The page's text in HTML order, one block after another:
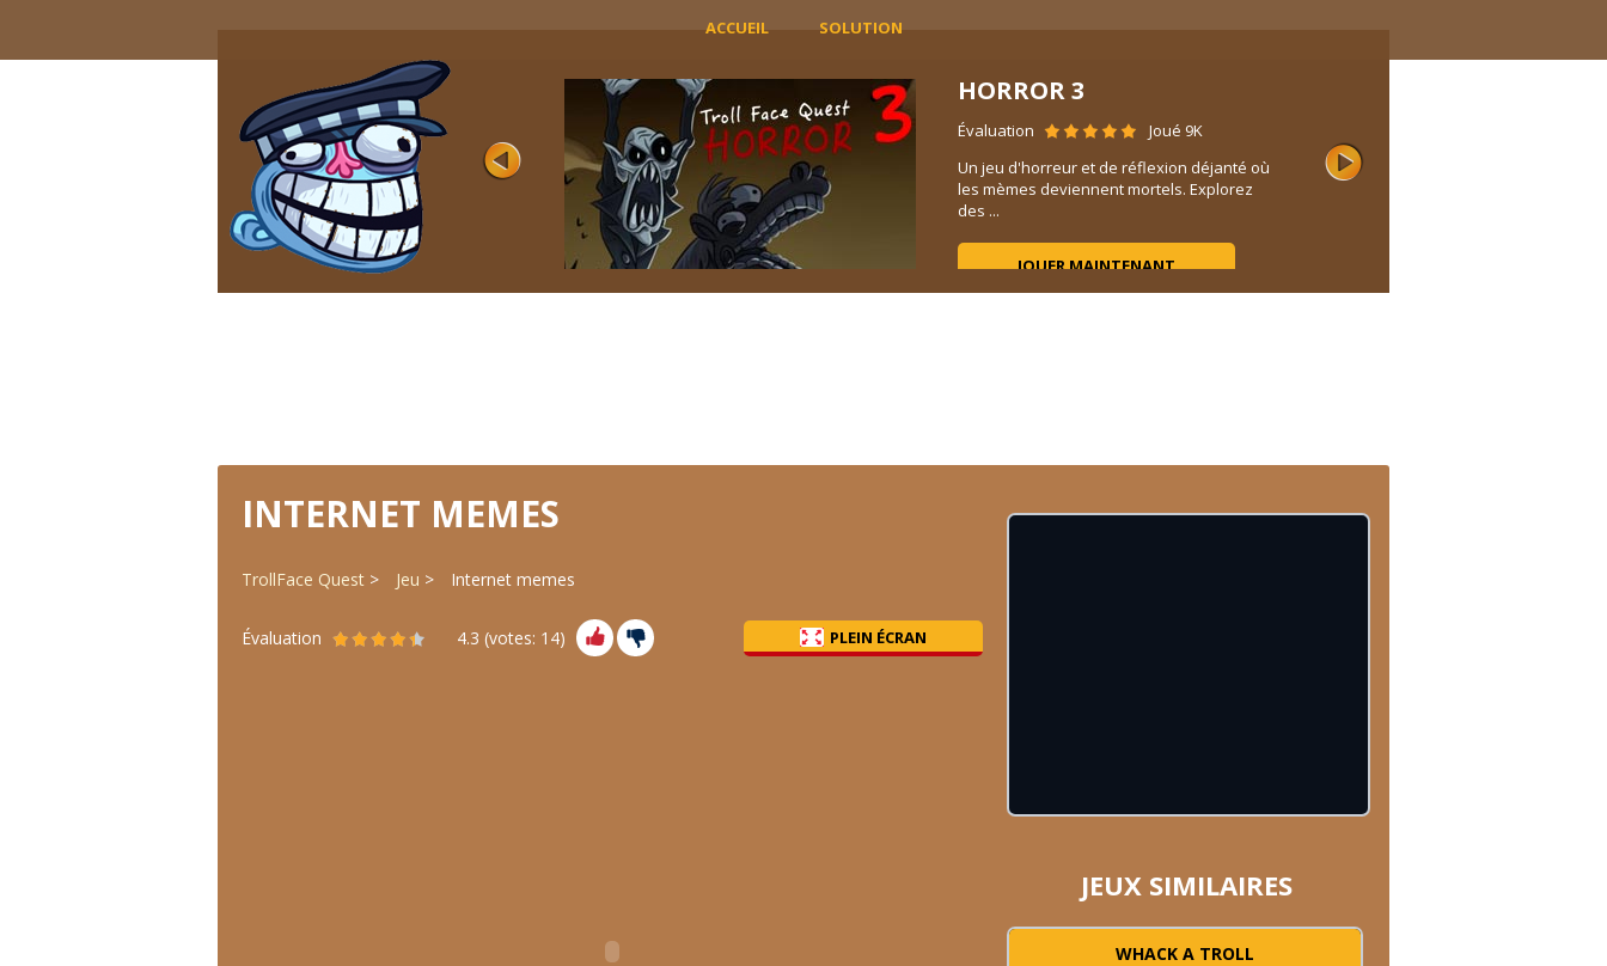
ACCUEIL SOLUTION
VIDEO MEMES AND TV
SHOWS 2
Évaluation
Joué 9K
Une variété d'émissions de télévision sur
les écrans, une abondance de vidéos
populaires ...
JOUER MAINTENANT
HORROR 3
Évaluation
Joué 9K
Un jeu d'horreur et de réflexion déjanté où
les mèmes deviennent mortels. Explorez
des ...
JOUER MAINTENANT
INTERNET MEMES
TrollFace Quest Jeu Internet memes
Évaluation 4.3 (votes: 14) PLEIN ÉCRAN
JEUX SIMILAIRES
WHACK A TROLL